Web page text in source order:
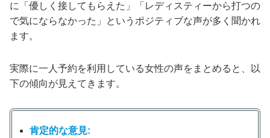
に「優しく接してもらえた」「レディスティーから打つの
で気にならなかった」というポジティブな声が多く聞かれ
ます。
実際に一人予約を利用している女性の声をまとめると、以
下の傾向が見えてきます。
肯定的な意見: